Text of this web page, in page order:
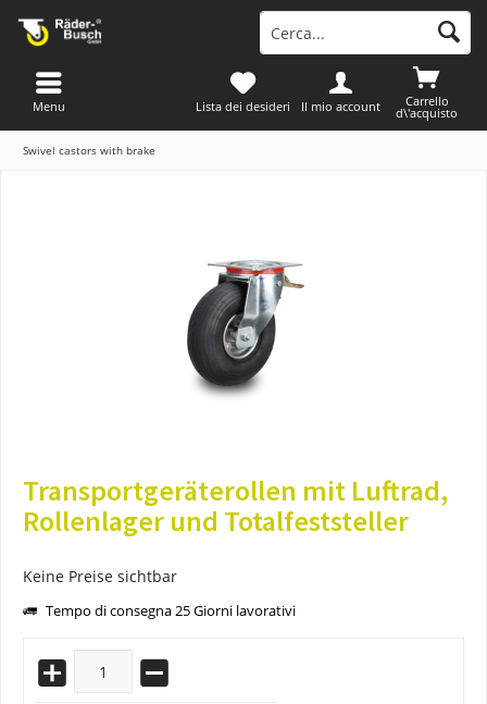
Carrello
d\'acquisto
Lista dei desideri Il mio account
Menu
Swivel castors with brake
Transportgeräterollen mit Luftrad,
Rollenlager und Totalfeststeller
Keine Preise sichtbar
Tempo di consegna 25 Giorni lavorativi